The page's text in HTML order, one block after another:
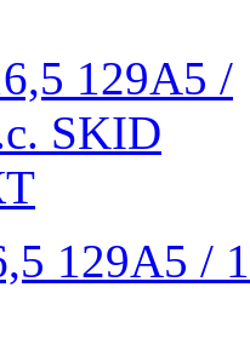
129A5 /